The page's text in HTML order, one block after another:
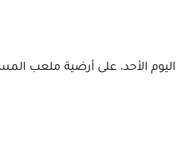
الأحد، على أرضية ملعب